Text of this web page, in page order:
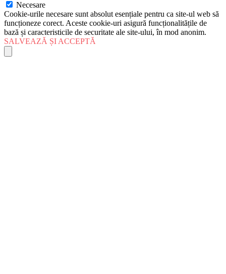
Necesare
Cookie-urile necesare sunt absolut esențiale pentru ca site-ul web să
funcționeze corect. Aceste cookie-uri asigură funcționalitățile de
bază și caracteristicile de securitate ale site-ului, în mod anonim.
SALVEAZĂ ȘI ACCEPTĂ